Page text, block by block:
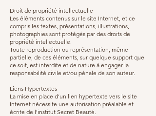
Droit de propriété intellectuelle
Les éléments contenus sur le site Internet, et ce
compris les textes, présentations, illustrations,
photographies sont protégés par des droits de
propriété intellectuelle.
Toute reproduction ou représentation, même
partielle, de ces éléments, sur quelque support que
ce soit, est interdite et de nature à engager la
responsabilité civile et/ou pénale de son auteur.
Liens Hypertextes
La mise en place d’un lien hypertexte vers le site
Internet nécessite une autorisation préalable et
écrite de l'institut Secret Beauté.